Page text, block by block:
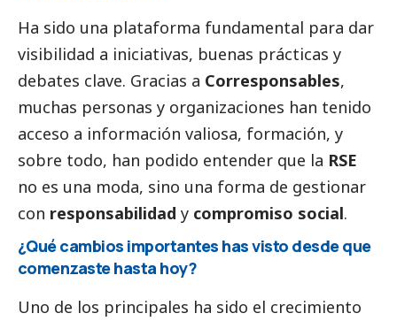
Ha sido una plataforma fundamental para dar
visibilidad a iniciativas, buenas prácticas y
debates clave. Gracias a Corresponsables,
muchas personas y organizaciones han tenido
acceso a información valiosa, formación, y
sobre todo, han podido entender que la RSE
no es una moda, sino una forma de gestionar
con responsabilidad y compromiso social.
¿Qué cambios importantes has visto desde que
comenzaste hasta hoy?
Uno de los principales ha sido el crecimiento